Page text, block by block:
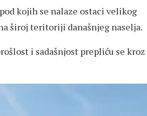
kojih se nalaze ostaci velikog
široj teritoriji današnjeg naselja.
i sadašnjost prepliću se kroz